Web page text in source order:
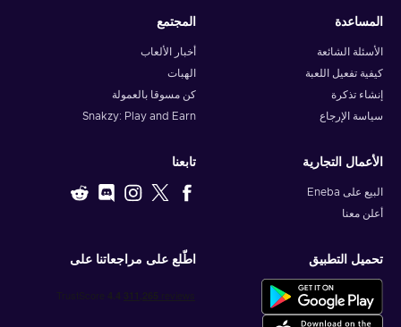
المساعدة
الأسئلة الشائعة
كيفية تفعيل اللعبة
إنشاء تذكرة
سياسة الإرجاع
المجتمع
أخبار الألعاب
الهبات
كن مسوقا بالعمولة
Snakzy: Play and Earn
الأعمال التجارية
البيع على Eneba
أعلن معنا
تابعنا
تحميل التطبيق اطّلع على مراجعاتنا على